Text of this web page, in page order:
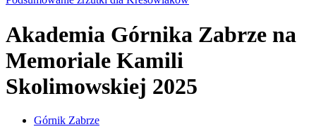
Akademia Górnika Zabrze na
Memoriale Kamili
Skolimowskiej 2025
Górnik Zabrze